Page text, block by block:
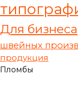
Для бизнеса
швейных
продукция
Пломбы